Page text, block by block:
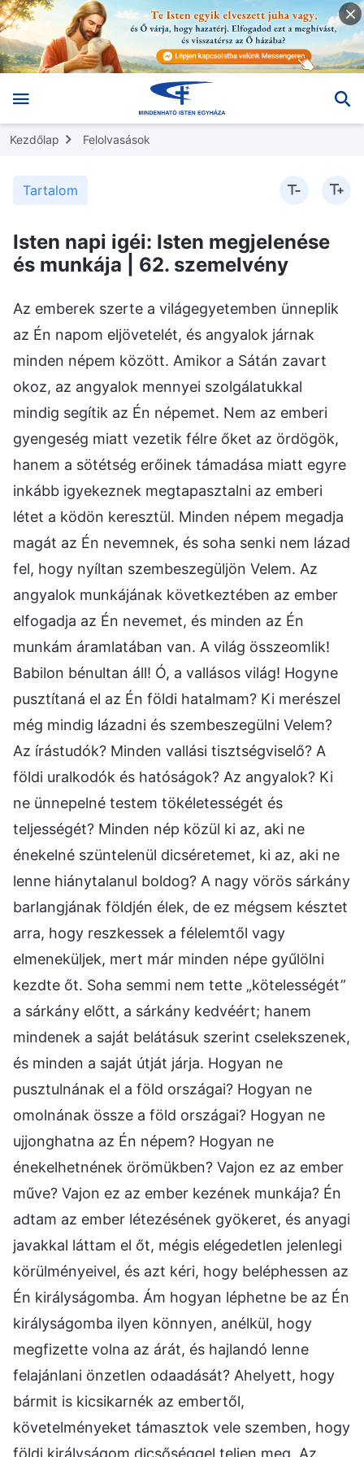
Kezdőlap Felolvasások
Tartalom
Isten napi igéi: Isten megjelenése
és munkája | 62. szemelvény
Az emberek szerte a világegyetemben ünneplik
az Én napom eljövetelét, és angyalok járnak
minden népem között. Amikor a Sátán zavart
okoz, az angyalok mennyei szolgálatukkal
mindig segítik az Én népemet. Nem az emberi
gyengeség miatt vezetik félre őket az ördögök,
hanem a sötétség erőinek támadása miatt egyre
inkább igyekeznek megtapasztalni az emberi
létet a ködön keresztül. Minden népem megadja
magát az Én nevemnek, és soha senki nem lázad
fel, hogy nyíltan szembeszegüljön Velem. Az
angyalok munkájának következtében az ember
elfogadja az Én nevemet, és minden az Én
munkám áramlatában van. A világ összeomlik!
Babilon bénultan áll! Ó, a vallásos világ! Hogyne
pusztítaná el az Én földi hatalmam? Ki merészel
még mindig lázadni és szembeszegülni Velem?
Az írástudók? Minden vallási tisztségviselő? A
földi uralkodók és hatóságok? Az angyalok? Ki
ne ünnepelné testem tökéletességét és
teljességét? Minden nép közül ki az, aki ne
énekelné szüntelenül dicséretemet, ki az, aki ne
lenne hiánytalanul boldog? A nagy vörös sárkány
barlangjának földjén élek, de ez mégsem késztet
arra, hogy reszkessek a félelemtől vagy
elmeneküljek, mert már minden népe gyűlölni
kezdte őt. Soha semmi nem tette „kötelességét”
a sárkány előtt, a sárkány kedvéért; hanem
mindenek a saját belátásuk szerint cselekszenek,
és minden a saját útját járja. Hogyan ne
pusztulnának el a föld országai? Hogyan ne
omolnának össze a föld országai? Hogyan ne
ujjonghatna az Én népem? Hogyan ne
énekelhetnének örömükben? Vajon ez az ember
műve? Vajon ez az ember kezének munkája? Én
adtam az ember létezésének gyökeret, és anyagi
javakkal láttam el őt, mégis elégedetlen jelenlegi
körülményeivel, és azt kéri, hogy beléphessen az
Én királyságomba. Ám hogyan léphetne be az Én
királyságomba ilyen könnyen, anélkül, hogy
megfizette volna az árát, és hajlandó lenne
felajánlani önzetlen odaadását? Ahelyett, hogy
bármit is kicsikarnék az embertől,
követelményeket támasztok vele szemben, hogy
földi királyságom dicsőséggel teljen meg. Az